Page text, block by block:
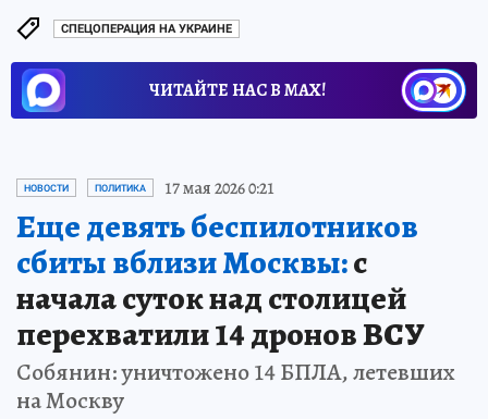
СПЕЦОПЕРАЦИЯ НА УКРАИНЕ
ЧИТАЙТЕ НАС В МАХ!
НОВОСТИ ПОЛИТИКА 17 мая 2026 0:21
Еще девять беспилотников
сбиты вблизи Москвы:с
начала суток над столицей
перехватили 14 дронов ВСУ
Собянин: уничтожено 14 БПЛА, летевших
на Москву